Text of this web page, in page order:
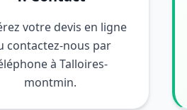
votre devis en ligne
contactez-nous par
à Talloires-
montmin.